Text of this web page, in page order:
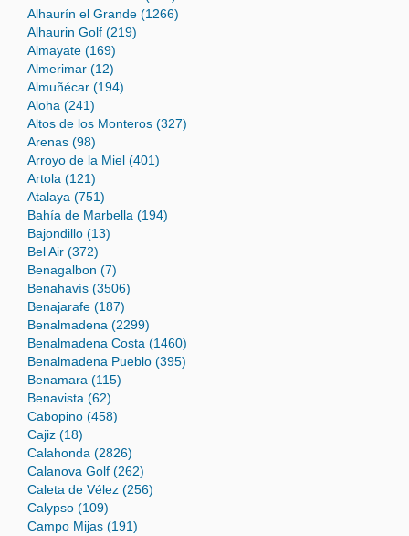
Alhaurín el Grande (1266)
Alhaurin Golf (219)
Almayate (169)
Almerimar (12)
Almuñécar (194)
Aloha (241)
Altos de los Monteros (327)
Arenas (98)
Arroyo de la Miel (401)
Artola (121)
Atalaya (751)
Bahía de Marbella (194)
Bajondillo (13)
Bel Air (372)
Benagalbon (7)
Benahavís (3506)
Benajarafe (187)
Benalmadena (2299)
Benalmadena Costa (1460)
Benalmadena Pueblo (395)
Benamara (115)
Benavista (62)
Cabopino (458)
Cajiz (18)
Calahonda (2826)
Calanova Golf (262)
Caleta de Vélez (256)
Calypso (109)
Campo Mijas (191)